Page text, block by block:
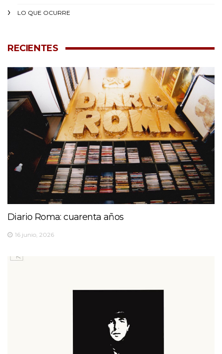
LO QUE OCURRE
RECIENTES
Diario Roma: cuarenta años
16 junio, 2026